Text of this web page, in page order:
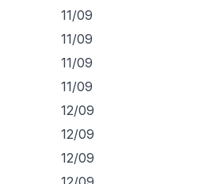
11/09
11/09
11/09
11/09
12/09
12/09
12/09